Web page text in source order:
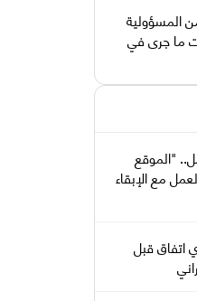
المسؤولية
ما جرى في
"الموقع
مع الإبقاء
اتفاق قبل